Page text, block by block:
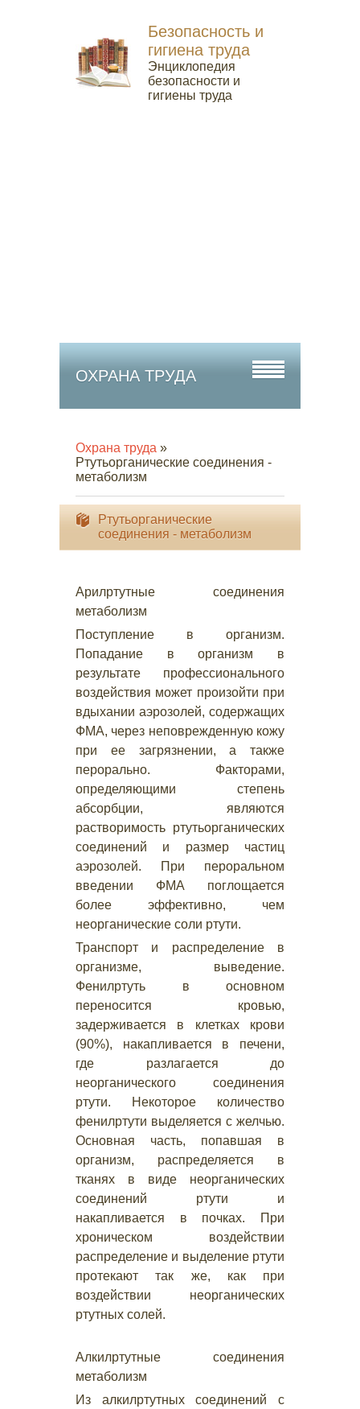
Безопасность и
гигиена труда
Энциклопедия
безопасности и
гигиены труда
ОХРАНА ТРУДА
Охрана труда »
Ртутьорганические соединения -
метаболизм
Ртутьорганические
соединения - метаболизм
Арилртутные соединения
метаболизм
Поступление в организм.
Попадание в организм в
результате профессионального
воздействия может произойти при
вдыхании аэрозолей, содержащих
ФМА, через неповрежденную кожу
при ее загрязнении, а также
перорально. Факторами,
определяющими степень
абсорбции, являются
растворимость ртутьорганических
соединений и размер частиц
аэрозолей. При пероральном
введении ФМА поглощается
более эффективно, чем
неорганические соли ртути.
Транспорт и распределение в
организме, выведение.
Фенилртуть в основном
переносится кровью,
задерживается в клетках крови
(90%), накапливается в печени,
где разлагается до
неорганического соединения
ртути. Некоторое количество
фенилртути выделяется с желчью.
Основная часть, попавшая в
организм, распределяется в
тканях в виде неорганических
соединений ртути и
накапливается в почках. При
хроническом воздействии
распределение и выделение ртути
протекают так же, как при
воздействии неорганических
ртутных солей.
Алкилртутные соединения
метаболизм
Из алкилртутных соединений с